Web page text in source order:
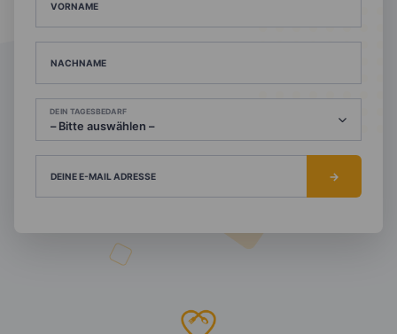
VORNAME
NACHNAME
DEIN TAGESBEDARF
DEINE E-MAIL ADRESSE